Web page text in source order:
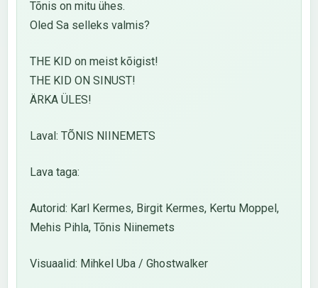
Tõnis on mitu ühes.
Oled Sa selleks valmis?
THE KID on meist kõigist!
THE KID ON SINUST!
ÄRKA ÜLES!
Laval: TÕNIS NIINEMETS
Lava taga:
Autorid: Karl Kermes, Birgit Kermes, Kertu Moppel,
Mehis Pihla, Tõnis Niinemets
Visuaalid: Mihkel Uba / Ghostwalker